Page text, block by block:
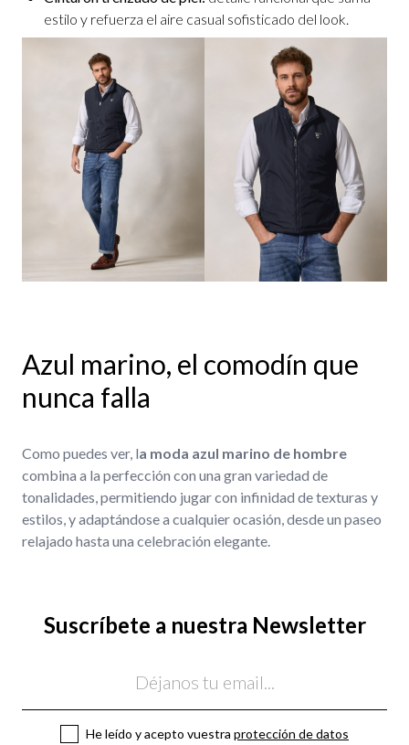
estilo y refuerza el aire casual sofisticado del look.
Azul marino, el comodín que
nunca falla
Como puedes ver, la moda azul marino de hombre
combina a la perfección con una gran variedad de
tonalidades, permitiendo jugar con infinidad de texturas y
estilos, y adaptándose a cualquier ocasión, desde un paseo
relajado hasta una celebración elegante.
Suscríbete a nuestra Newsletter
He leído y acepto vuestra protección de datos